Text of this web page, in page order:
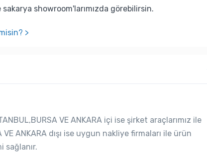
showroom'larımızda görebilirsin.
>
VE ANKARA içi ise şirket araçlarımız ile
ANKARA dışı ise uygun nakliye firmaları ile ürün
sağlanır.